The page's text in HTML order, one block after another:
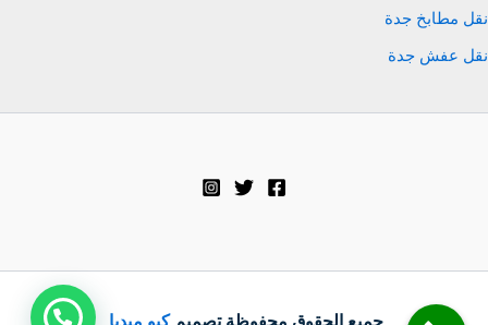
نقل مطابخ جدة
نقل عفش جدة